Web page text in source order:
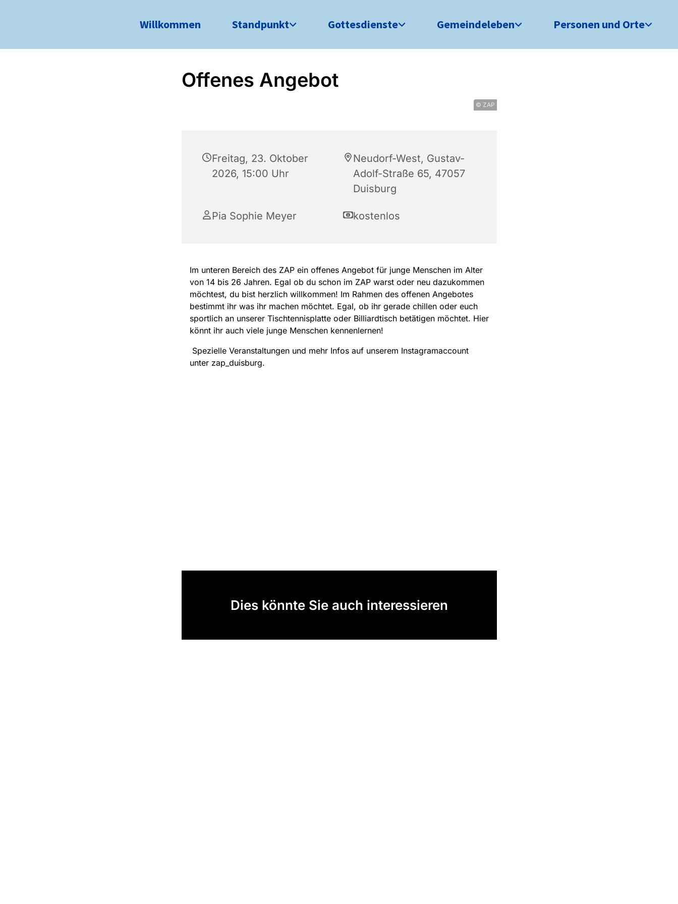
Willkommen Standpunkt Gottesdienste Gemeindeleben Personen und Orte
Offenes Angebot
© ZAP
Freitag, 23. Oktober
2026, 15:00 Uhr
Neudorf-West, Gustav-
Adolf-Straße 65, 47057
Duisburg
Pia Sophie Meyer kostenlos
Im unteren Bereich des ZAP ein offenes Angebot für junge Menschen im Alter
von 14 bis 26 Jahren. Egal ob du schon im ZAP warst oder neu dazukommen
möchtest, du bist herzlich willkommen! Im Rahmen des offenen Angebotes
bestimmt ihr was ihr machen möchtet. Egal, ob ihr gerade chillen oder euch
sportlich an unserer Tischtennisplatte oder Billiardtisch betätigen möchtet. Hier
könnt ihr auch viele junge Menschen kennenlernen!
Spezielle Veranstaltungen und mehr Infos auf unserem Instagramaccount
unter zap_duisburg.
Dies könnte Sie auch interessieren